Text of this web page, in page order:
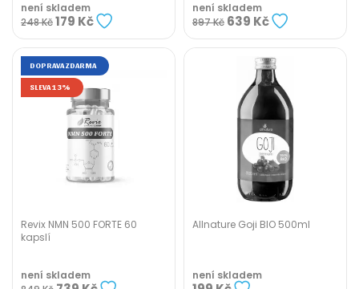
není skladem
248 Kč179 Kč
není skladem
897 Kč 639 Kč
DOPRAVA ZDARMA
SLEVA 13%
Revix NMN 500 FORTE 60
kapslí
není skladem
Allnature Goji BIO 500ml
není skladem